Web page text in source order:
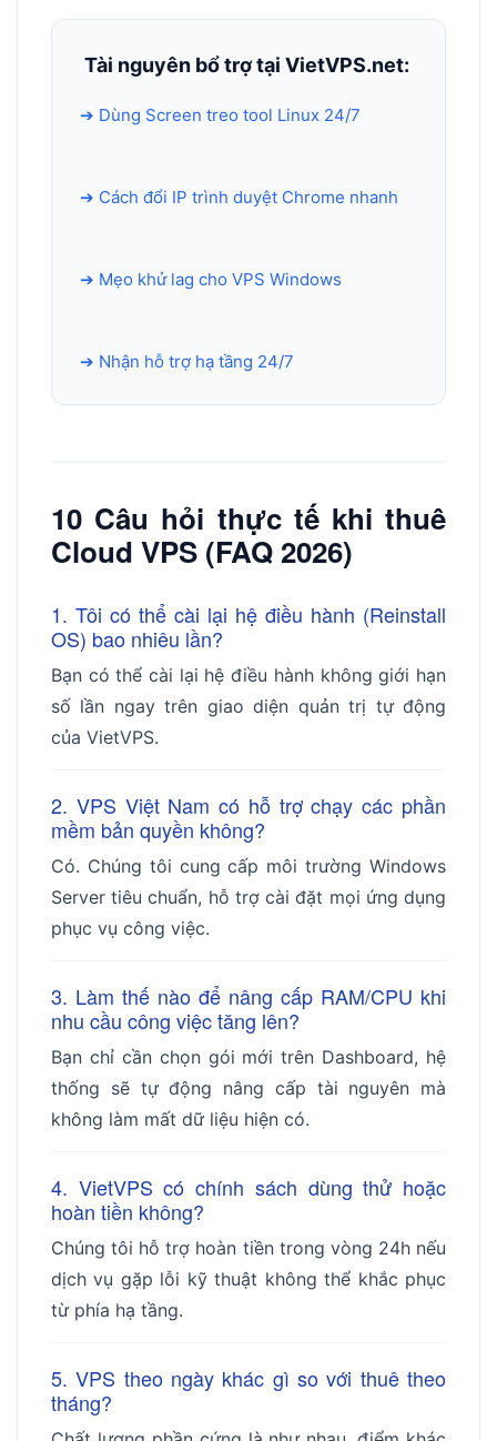
Tài nguyên bổ trợ tại VietVPS.net:
➔ Dùng Screen treo tool Linux 24/7
➔ Cách đổi IP trình duyệt Chrome nhanh
➔ Mẹo khử lag cho VPS Windows
➔ Nhận hỗ trợ hạ tầng 24/7
10 Câu hỏi thực tế khi thuê
Cloud VPS (FAQ 2026)
1. Tôi có thể cài lại hệ điều hành (Reinstall
OS) bao nhiêu lần?
Bạn có thể cài lại hệ điều hành không giới hạn
số lần ngay trên giao diện quản trị tự động
của VietVPS.
2. VPS Việt Nam có hỗ trợ chạy các phần
mềm bản quyền không?
Có. Chúng tôi cung cấp môi trường Windows
Server tiêu chuẩn, hỗ trợ cài đặt mọi ứng dụng
phục vụ công việc.
3. Làm thế nào để nâng cấp RAM/CPU khi
nhu cầu công việc tăng lên?
Bạn chỉ cần chọn gói mới trên Dashboard, hệ
thống sẽ tự động nâng cấp tài nguyên mà
không làm mất dữ liệu hiện có.
4. VietVPS có chính sách dùng thử hoặc
hoàn tiền không?
Chúng tôi hỗ trợ hoàn tiền trong vòng 24h nếu
dịch vụ gặp lỗi kỹ thuật không thể khắc phục
từ phía hạ tầng.
5. VPS theo ngày khác gì so với thuê theo
tháng?